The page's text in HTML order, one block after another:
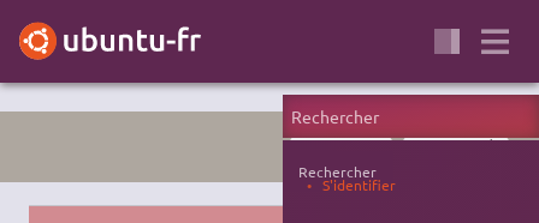
UBUNTU STUDIO MONTAGE VIDÉO
Rechercher
S'identifier